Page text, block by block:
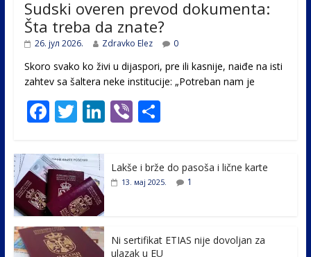
Sudski overen prevod dokumenta:
Šta treba da znate?
26. јул 2026. Zdravko Elez 0
Skoro svako ko živi u dijaspori, pre ili kasnije, naiđe na isti
zahtev sa šaltera neke institucije: „Potreban nam je
F
ac
e
b
o
o
k
T
w
itt
er
Li
n
e
Vi
b
S
e
Lakše i brže do pasoša i lične karte
13. мај 2025. 1
Ni sertifikat ETIAS nije dovoljan za
ulazak u EU